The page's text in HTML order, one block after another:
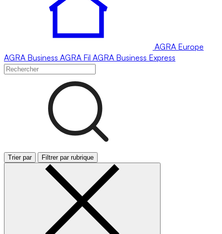
AGRA Europe
AGRA Business AGRA Fil AGRA Business Express
Trier par Filtrer par rubrique